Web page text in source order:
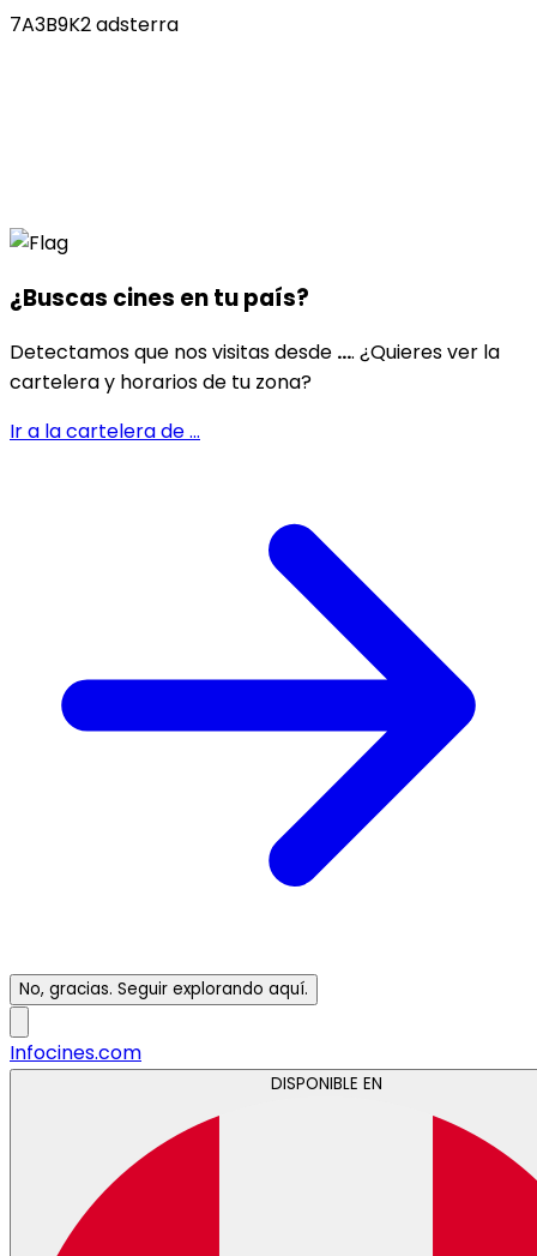
7A3B9K2 adsterra
¿Buscas cines entu país?
Detectamos que nos visitas desde .... ¿Quieres ver la
cartelera y horarios de tu zona?
Ir a la cartelera de...
No, gracias. Seguir explorando aquí.
Infocines.com
DISPONIBLE EN